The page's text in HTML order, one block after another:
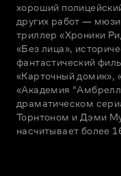
хороший
других работ —
триллер «Хроники
«Без лица»,
фантастический
«Карточный домик»,
«Академия
драматическом
Торнтоном и Дэми
насчитывает более